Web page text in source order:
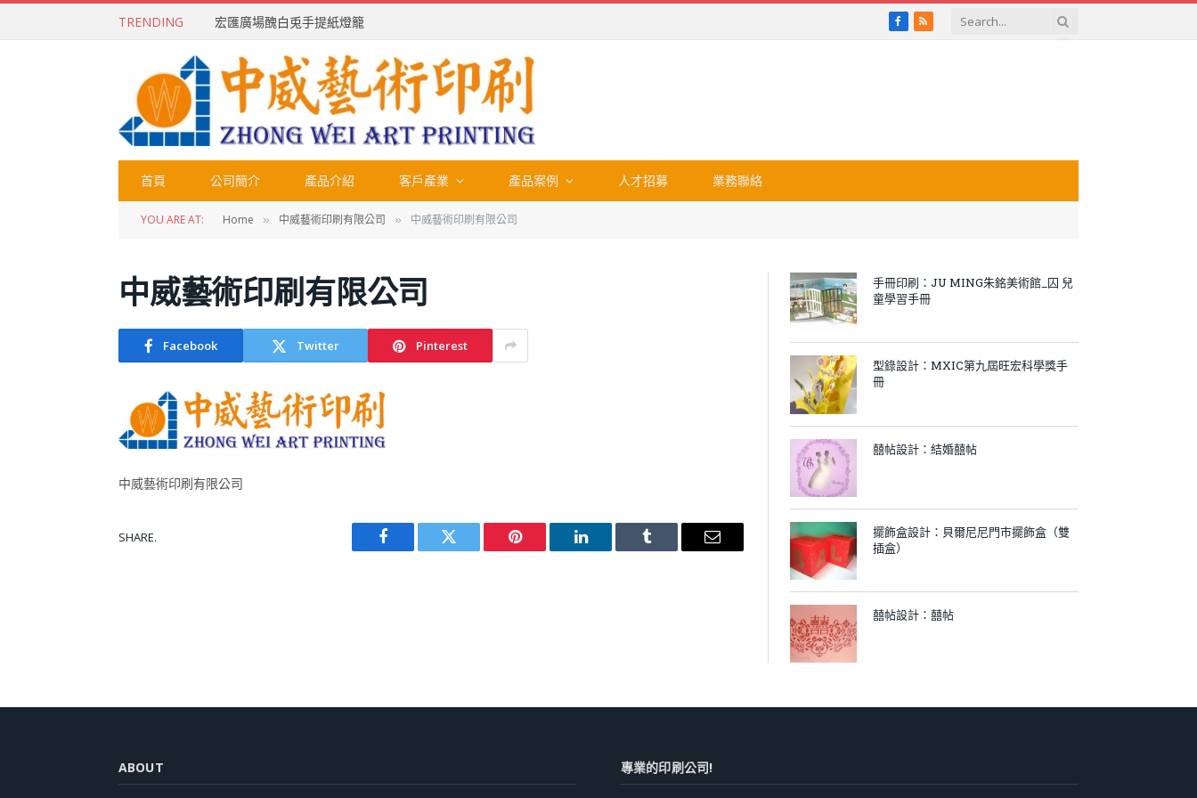
TRENDING 宏匯廣場醜白兎手提紙燈籠 Facebook
RSS
首頁 公司簡介 產品介紹 客戶產業 產品案例 人才招募 業務聯絡
YOU ARE AT: Home » 中威藝術印刷有限公司 » 中威藝術印刷有限公司
中威藝術印刷有限公司
Facebook Twitter Pinterest
中威藝術印刷有限公司
SHARE.
Facebook Twitter Pinterest LinkedIn Tumblr Email
手冊印刷：JU MING朱銘美術館_囚 兒
童學習手冊
型錄設計：MXIC第九屆旺宏科學獎手
冊
囍帖設計：結婚囍帖
擺飾盒設計：貝爾尼尼門市擺飾盒（雙
插盒）
囍帖設計：囍帖
ABOUT 專業的印刷公司!